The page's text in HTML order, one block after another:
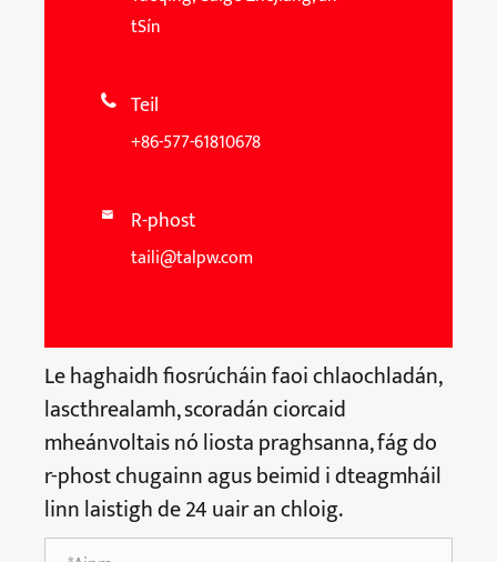
tSín
 Teil
+86-577-61810678
 R-phost
taili@talpw.com
Le haghaidh fiosrúcháin faoi chlaochladán,
lascthrealamh, scoradán ciorcaid
mheánvoltais nó liosta praghsanna, fág do
r-phost chugainn agus beimid i dteagmháil
linn laistigh de 24 uair an chloig.